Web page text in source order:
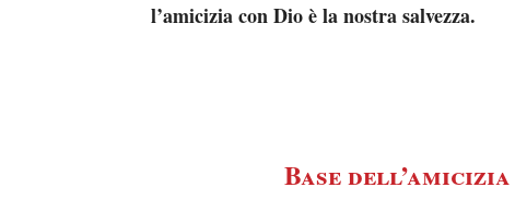
l’amicizia con Dio è la nostra salvezza.
Base